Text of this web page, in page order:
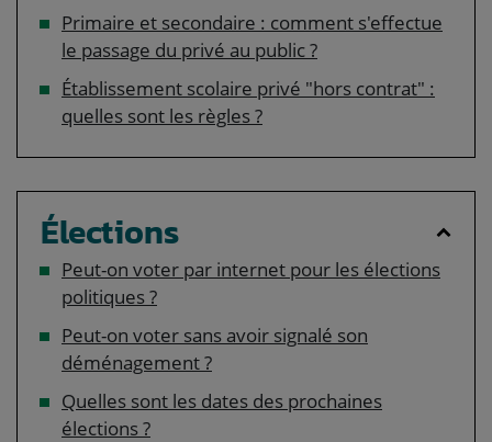
Primaire et secondaire : comment s'effectue
le passage du privé au public ?
Établissement scolaire privé "hors contrat" :
quelles sont les règles ?
Élections
Peut-on voter par internet pour les élections
politiques ?
Peut-on voter sans avoir signalé son
déménagement ?
Quelles sont les dates des prochaines
élections ?